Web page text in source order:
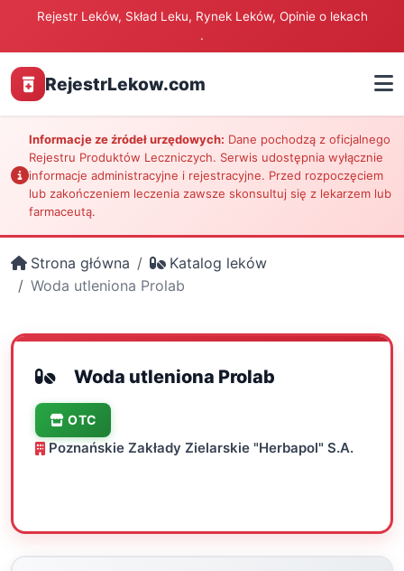
Rejestr Leków, Skład Leku, Rynek Leków, Opinie o lekach
.
RejestrLekow.com
Informacje ze źródeł urzędowych: Dane pochodzą z oficjalnego
Rejestru Produktów Leczniczych. Serwis udostępnia wyłącznie
informacje administracyjne i rejestracyjne. Przed rozpoczęciem
lub zakończeniem leczenia zawsze skonsultuj się z lekarzem lub
farmaceutą.
Strona główna
Katalog leków
Woda utleniona Prolab
Woda utleniona Prolab
OTC
Poznańskie Zakłady Zielarskie "Herbapol" S.A.